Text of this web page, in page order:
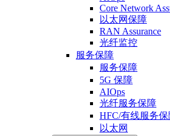
Core Network
以太网保障
RAN Assurance
光纤监控
服务保障
服务保障
5G 保障
AIOps
光纤服务保障
HFC/有线服务保
以太网